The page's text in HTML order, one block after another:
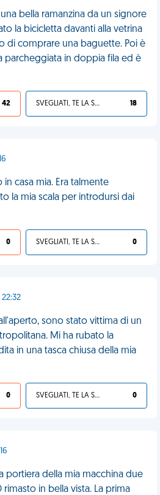
bella ramanzina da un signore
la bicicletta davanti alla vetrina
di comprare una baguette. Poi è
parcheggiata in doppia fila ed è
42 SVEGLIATI, TE LA SEI CERCATA! 18
casa mia. Era talmente
la mia scala per introdursi dai
0 SVEGLIATI, TE LA SEI CERCATA! 0
sono stato vittima di un
Mi ha rubato la
in una tasca chiusa della mia
0 SVEGLIATI, TE LA SEI CERCATA! 0
portiera della mia macchina due
in bella vista. La prima